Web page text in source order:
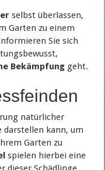
selbst überlassen,
Garten zu einem
Sie sich
Bekämpfung geht.
natürlicher
darstellen kann, um
Garten zu
spielen hierbei eine